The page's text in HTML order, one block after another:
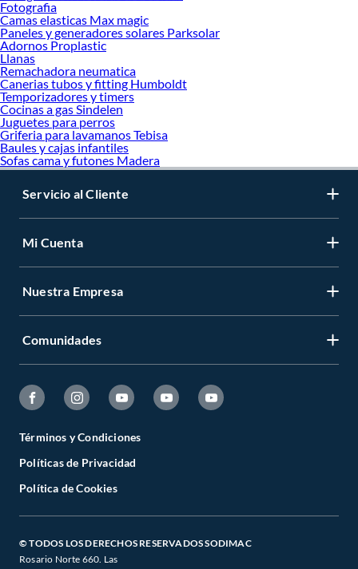
Fotografia
Camas elasticas Max magic
Paneles y generadores solares Parksolar
Adornos Proplastic
Llanas
Remachadora neumatica
Canerias tubos y fitting Humboldt
Temporizadores y timers
Cocinas a gas Sindelen
Juguetes para perros
Griferia para lavamanos Tebisa
Baules y cajas infantiles
Sofas cama y futones Madera
Servicio al Cliente
Mi Cuenta
Nuestra Empresa
Comunidades
Términos y Condiciones
Políticas de Privacidad
Política de Cookies
© TODOS LOS DERECHOS RESERVADOS SODIMAC
Rosario Norte 660. Las